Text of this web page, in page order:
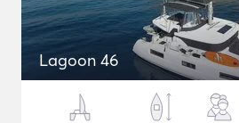
Lagoon 46